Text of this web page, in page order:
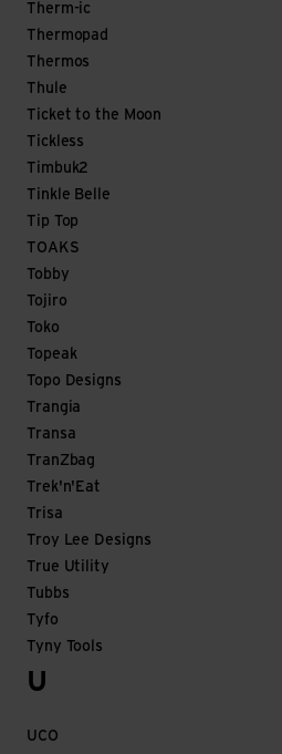
Therm-ic
Thermopad
Thermos
Thule
Ticket to the Moon
Tickless
Timbuk2
Tinkle Belle
Tip Top
TOAKS
Tobby
Tojiro
Toko
Topeak
Topo Designs
Trangia
Transa
TranZbag
Trek'n'Eat
Trisa
Troy Lee Designs
True Utility
Tubbs
Tyfo
Tyny Tools
U
UCO